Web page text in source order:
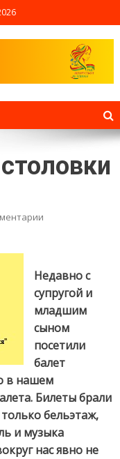
союз
Недавно с
супругой и
младшим
сыном
посетили
балет
в нашем
Билеты брали
только бельэтаж,
и музыка
нас явно не